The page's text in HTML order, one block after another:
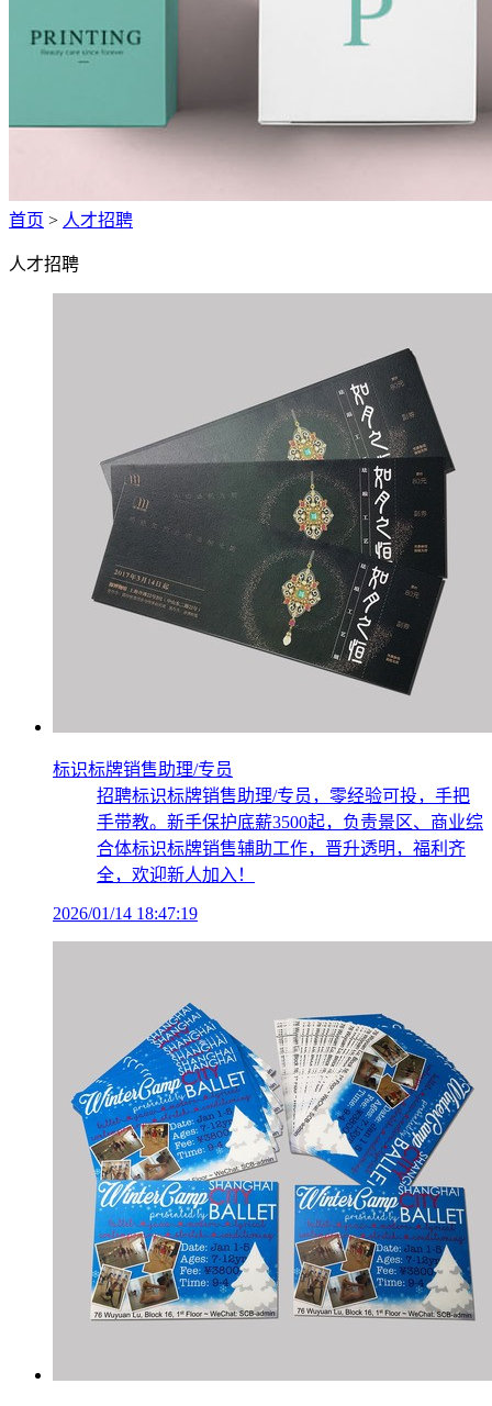
首页 > 人才招聘
人才招聘
标识标牌销售助理/专员
招聘标识标牌销售助理/专员，零经验可投，手把
手带教。新手保护底薪3500起，负责景区、商业综
合体标识标牌销售辅助工作，晋升透明，福利齐
全，欢迎新人加入！
2026/01/14 18:47:19